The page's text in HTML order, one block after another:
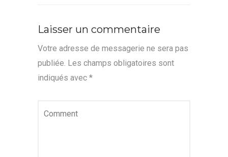
Laisser un commentaire
Votre adresse de messagerie ne sera pas
publiée. Les champs obligatoires sont
indiqués avec *